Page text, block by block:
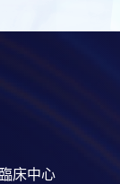
床中心